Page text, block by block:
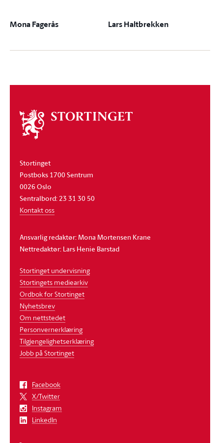
Mona Fagerås Lars Haltbrekken
Om
stortinget
Stortinget
Postboks 1700 Sentrum
0026 Oslo
Sentralbord: 23 31 30 50
Kontakt oss
Ansvarlig redaktør: Mona Mortensen Krane
Nettredaktør: Lars Henie Barstad
Stortinget undervisning
Stortingets mediearkiv
Ordbok for Stortinget
Nyhetsbrev
Om nettstedet
Personvernerklæring
Tilgjengelighetserklæring
Jobb på Stortinget
Facebook
X/Twitter
Instagram
LinkedIn